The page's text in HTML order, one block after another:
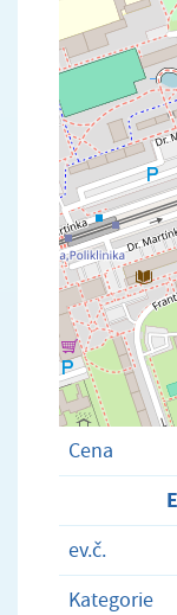
Cena
ev.č.
Kategorie